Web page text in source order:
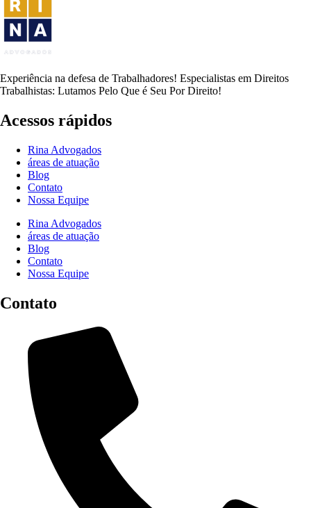
Experiência na defesa de Trabalhadores! Especialistas em Direitos
Trabalhistas: Lutamos Pelo Que é Seu Por Direito!
Acessos rápidos
Rina Advogados
áreas de atuação
Blog
Contato
Nossa Equipe
Rina Advogados
áreas de atuação
Blog
Contato
Nossa Equipe
Contato